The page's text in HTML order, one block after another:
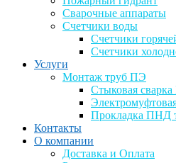
Сварочные аппараты
Счетчики воды
Счетчики
Счетчики
Услуги
Монтаж труб ПЭ
Стыковая
Прокладка ПНД
Контакты
О компании
Доставка и Оплата